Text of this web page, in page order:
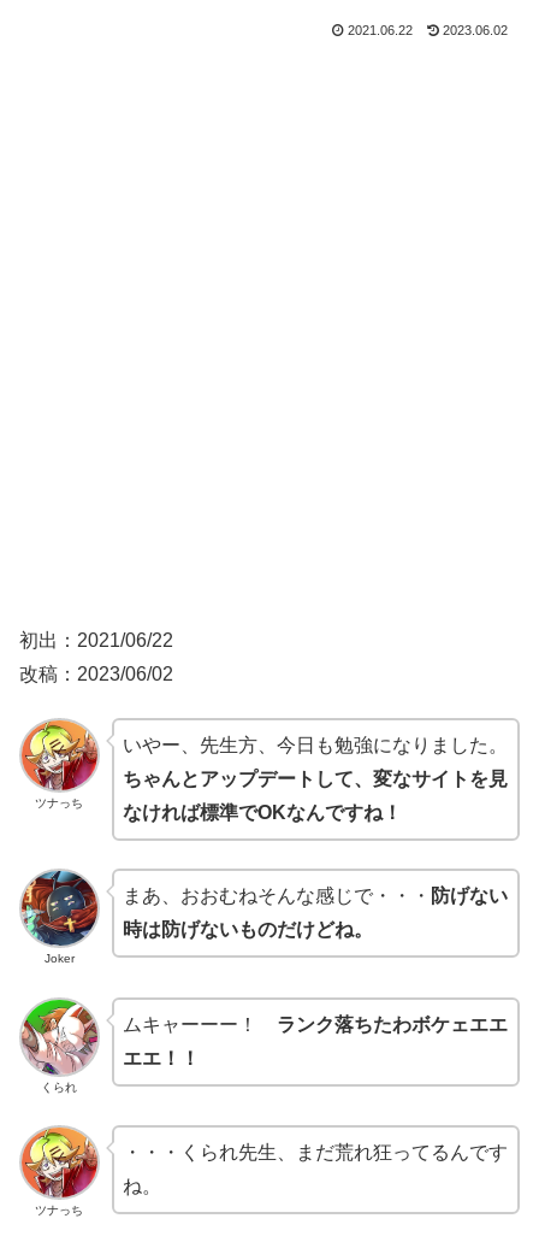
2021.06.22 2023.06.02
初出：2021/06/22
改稿：2023/06/02
ツナっち
いやー、先生方、今日も勉強になりました。
ちゃんとアップデートして、変なサイトを見
なければ標準でOKなんですね！
Joker
まあ、おおむねそんな感じで・・・ 防げない
時は防げないものだけどね。
くられ
ムキャーーー！ ランク落ちたわボケェエエ
エエ！！
ツナっち
・・・くられ先生、まだ荒れ狂ってるんです
ね。